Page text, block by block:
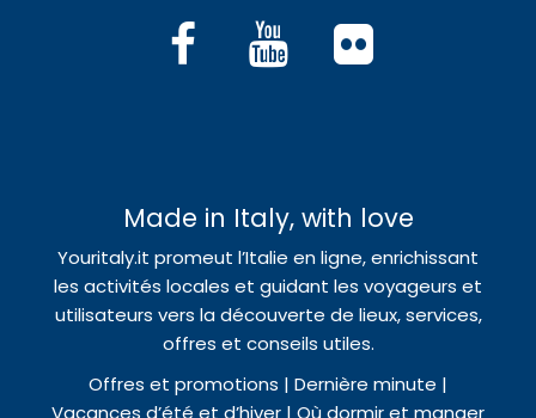
Made in Italy, with love
Youritaly.it promeut l’Italie en ligne, enrichissant
les activités locales et guidant les voyageurs et
utilisateurs vers la découverte de lieux, services,
offres et conseils utiles.
Offres et promotions | Dernière minute |
Vacances d’été et d’hiver | Où dormir et manger